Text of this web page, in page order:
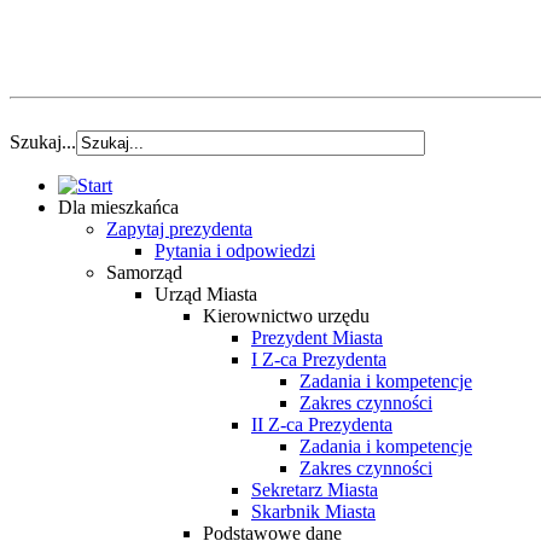
Szukaj...
Dla mieszkańca
Zapytaj prezydenta
Pytania i odpowiedzi
Samorząd
Urząd Miasta
Kierownictwo urzędu
Prezydent Miasta
I Z-ca Prezydenta
Zadania i kompetencje
Zakres czynności
II Z-ca Prezydenta
Zadania i kompetencje
Zakres czynności
Sekretarz Miasta
Skarbnik Miasta
Podstawowe dane